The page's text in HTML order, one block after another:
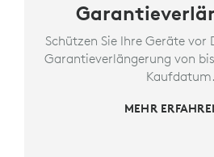
Schützen Sie Ihre Geräte
Garantieverlängerung von
Kaufdatum.
MEHR